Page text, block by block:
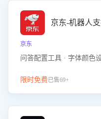
京东-机器人
京东
问答配置工具 · 字体颜色
限时免费已售69+